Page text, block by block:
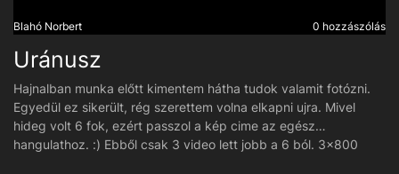
Blahó Norbert 0 hozzászólás
Uránusz
Hajnalban munka előtt kimentem hátha tudok valamit fotózni.
Egyedül ez sikerült, rég szerettem volna elkapni ujra. Mivel
hideg volt 6 fok, ezért passzol a kép cime az egész
hangulathoz. :) Ebből csak 3 video lett jobb a 6 ból. 3x800